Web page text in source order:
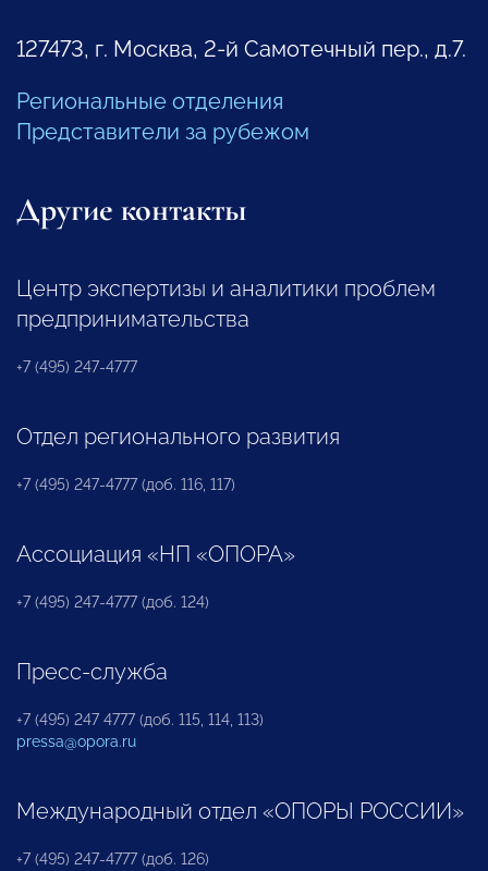
127473, г. Москва, 2-й Самотечный пер., д.7.
Региональные отделения
Представители за рубежом
Другие контакты
Центр экспертизы и аналитики проблем
предпринимательства
+7 (495) 247-4777
Отдел регионального развития
+7 (495) 247-4777 (доб. 116, 117)
Ассоциация «НП «ОПОРА»
+7 (495) 247-4777 (доб. 124)
Пресс-служба
+7 (495) 247 4777 (доб. 115, 114, 113)
pressa@opora.ru
Международный отдел «ОПОРЫ РОССИИ»
+7 (495) 247-4777 (доб. 126)